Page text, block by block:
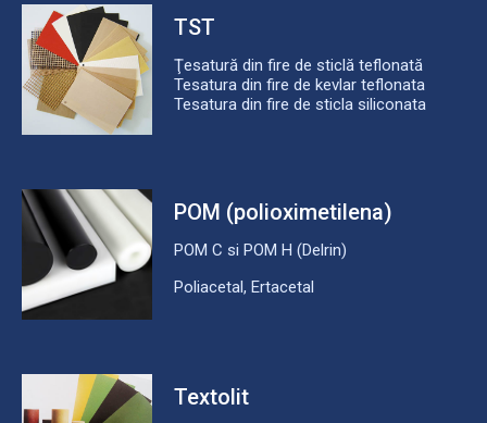
TST
Ţesatură din fire de sticlă teflonată
Tesatura din fire de kevlar teflonata
Tesatura din fire de sticla siliconata
POM (polioximetilena)
POM C si POM H (Delrin)
Poliacetal, Ertacetal
Textolit